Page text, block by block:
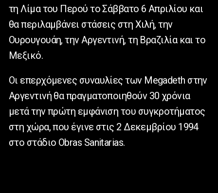
τη Λίμα του Περού το Σάββατο 6 Απριλίου και
θα περιλαμβάνει στάσεις στη Χιλή, την
Ουρουγουάη, την Αργεντινή, τη Βραζιλία και το
Μεξικό.
Οι επερχόμενες συναυλίες των Megadeth στην
Αργεντινή θα πραγματοποιηθούν 30 χρόνια
μετά την πρώτη εμφάνιση του συγκροτήματος
στη χώρα, που έγινε στις 2 Δεκεμβρίου 1994
στο στάδιο Obras Sanitarias.